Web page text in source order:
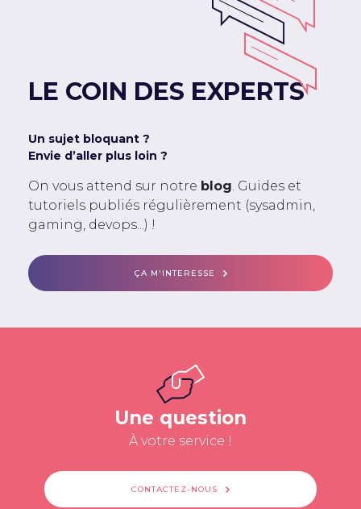
LE COIN DES EXPERTS
Un sujet bloquant ?
Envie d’aller plus loin ?
On vous attend sur notre blog. Guides et
tutoriels publiés régulièrement (sysadmin,
gaming, devops...) !
ÇA M'INTERESSE
Une question
À votre service !
CONTACTEZ-NOUS